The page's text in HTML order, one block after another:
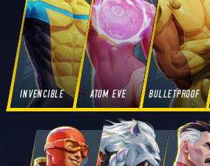
INVENCIBLE ATOM EVE BULLETPROOF